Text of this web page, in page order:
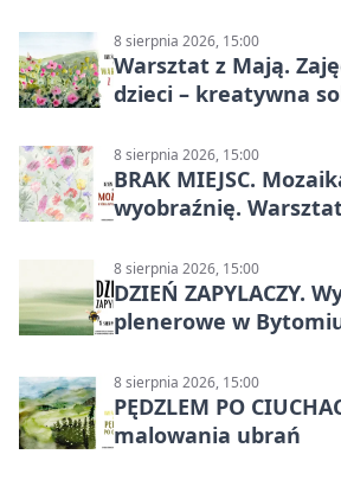
8 sierpnia 2026, 15:00
Warsztat z Mają.
dzieci – kreatywna
8 sierpnia 2026, 15:00
BRAK MIEJSC.
wyobraźnię.
8 sierpnia 2026, 15:00
DZIEŃ ZAPYLACZY.
plenerowe w
8 sierpnia 2026, 15:00
PĘDZLEM PO
malowania ubrań